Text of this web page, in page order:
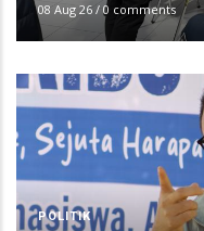
08 Aug 26 / 0 comments
POLITIK